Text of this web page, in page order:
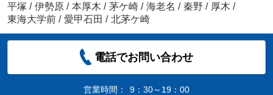
平塚 / 伊勢原 / 本厚木 / 茅ケ崎 / 海老名 / 秦野 / 厚木 /
東海大学前 / 愛甲石田 / 北茅ケ崎
電話でお問い合わせ
営業時間：
9：30～19：00